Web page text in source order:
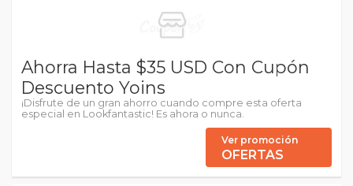
Ahorra Hasta $35 USD Con Cupón
Descuento Yoins
¡Disfrute de un gran ahorro cuando compre esta oferta
especial en Lookfantastic! Es ahora o nunca.
Ver promoción
OFERTAS